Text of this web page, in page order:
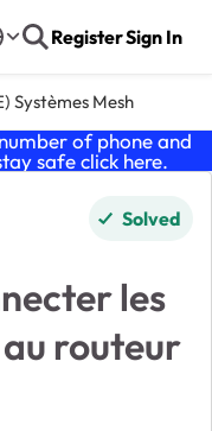
RegisterSign In
Systèmes Mesh
of phone and
safe click here.
Solved
les
routeur